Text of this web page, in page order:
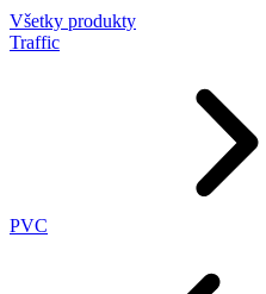
Všetky produkty
Traffic
PVC